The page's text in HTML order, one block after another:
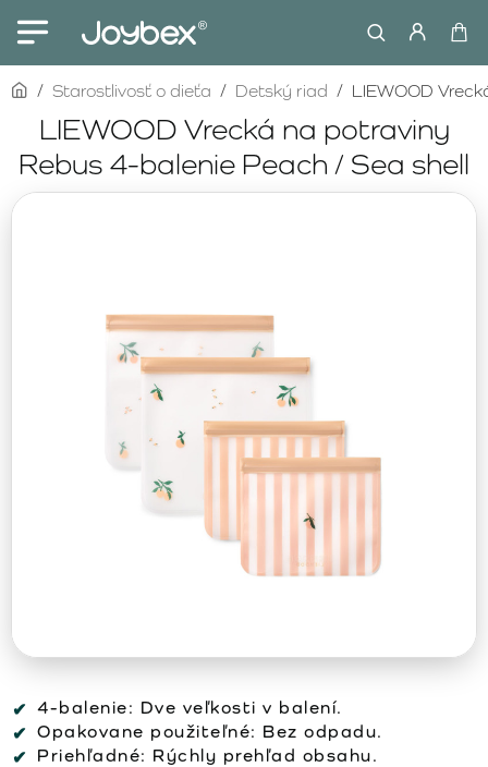
LIEWOOD Vrecká na potraviny
Rebus 4-balenie Peach / Sea shell
homeStarostlivosť o dieťa Detský riad LIEWOOD
4-balenie: Dve veľkosti v balení.
Opakovane použiteľné: Bez odpadu.
Priehľadné: Rýchly prehľad obsahu.